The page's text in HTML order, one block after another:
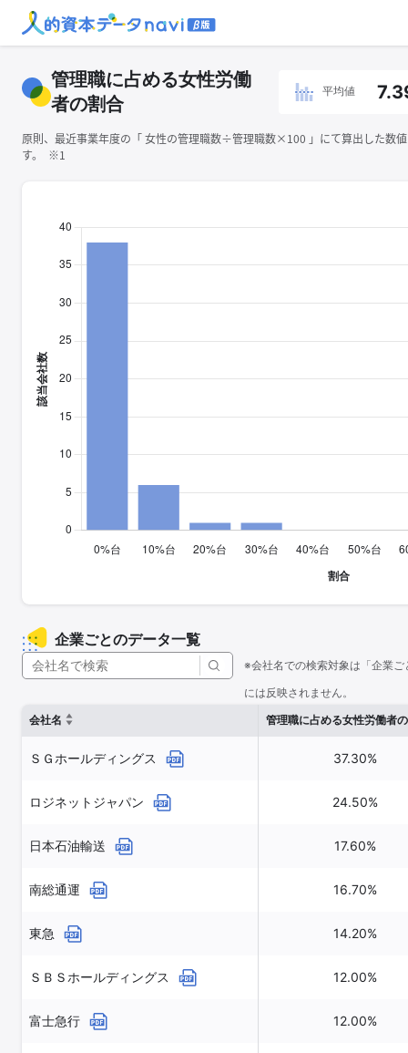
管理職に占める女性労働
者の割合
平均値
原則、最近事業年度の「 ⼥性の管理職数÷管理職数×100 」にて算出した数
す。 ※1
企業ごとのデータ一覧
※会社名での検索対象は「企業
には反映されません。
会社名
管理職に占める女性労働者
ＳＧホールディングス 37.30%
ロジネットジャパン 24.50%
日本石油輸送 17.60%
南総通運 16.70%
東急 14.20%
ＳＢＳホールディングス 12.00%
富士急行 12.00%